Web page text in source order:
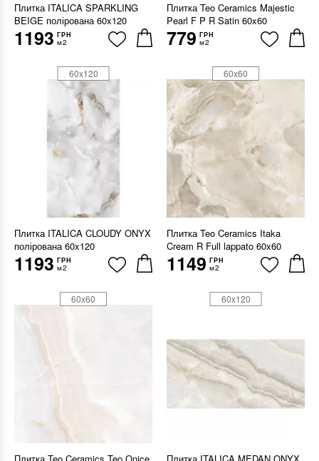
Плитка ITALICA SPARKLING
BEIGE полірована 60x120
1193 ГРН
м2
Плитка Teo Ceramics Majestic
Pearl F P R Satin 60x60
779 ГРН
м2
Плитка ITALICA CLOUDY ONYX
полірована 60x120
1193 ГРН
м2
60x120
Плитка Teo Ceramics Itaka
Cream R Full lappato 60x60
1149 ГРН
м2
60x60
60x60 60x120